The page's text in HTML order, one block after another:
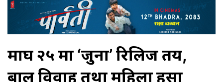
माघ २५ मा ‘जुना’ रिलिज तय,
बाल विवाह तथा महिला हिंसा